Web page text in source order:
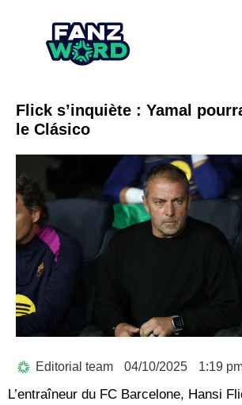
Flick s’inquiète : Yamal
le Clásico
Editorial team 04/10/2025 1:19
L’entraîneur du FC Barcelone, Hansi